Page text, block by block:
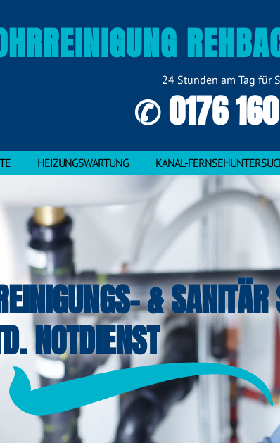
24 Stunden am Tag für
✆ 0176
HEIZUNGSWARTUNG KANAL-
& SANITÄR
NOTDIENST